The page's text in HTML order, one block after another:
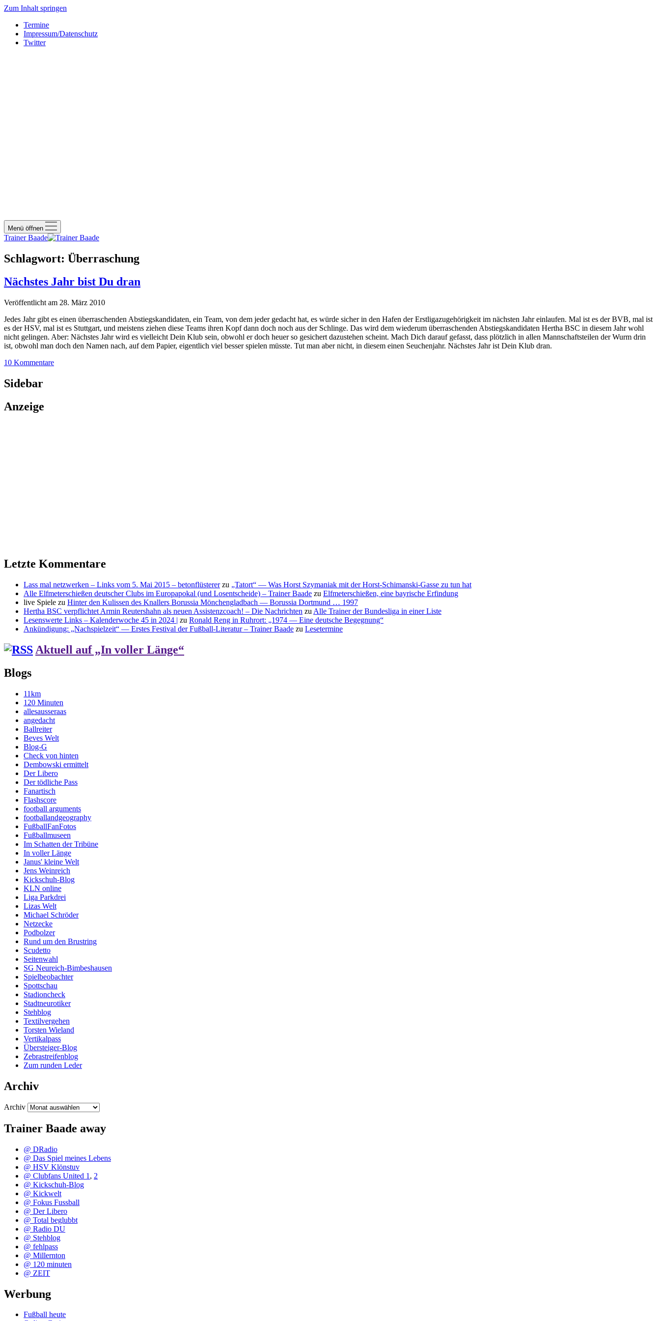
Zum Inhalt springen
Termine
Impressum/Datenschutz
Twitter
Menü öffnen
Trainer Baade
Schlagwort: Überraschung
Nächstes Jahr bist Du dran
Veröffentlicht am 28. März 2010
Jedes Jahr gibt es einen überraschenden Abstiegskandidaten, ein Team, von dem jeder gedacht hat, es würde sicher in den Hafen der Erstligazugehörigkeit im nächsten Jahr einlaufen. Mal ist es der BVB, mal ist
es der HSV, mal ist es Stuttgart, und meistens ziehen diese Teams ihren Kopf dann doch noch aus der Schlinge. Das wird dem wiederum überraschenden Abstiegskandidaten Hertha BSC in diesem Jahr wohl
nicht gelingen. Aber: Nächstes Jahr wird es vielleicht Dein Klub sein, obwohl er doch heuer so gesichert dazustehen scheint. Mach Dich darauf gefasst, dass plötzlich in allen Mannschaftsteilen der Wurm drin
ist, obwohl man doch den Namen nach, auf dem Papier, eigentlich viel besser spielen müsste. Tut man aber nicht, in diesem einen Seuchenjahr. Nächstes Jahr ist Dein Klub dran.
10 Kommentare
Sidebar
Anzeige
Letzte Kommentare
Lass mal netzwerken – Links vom 5. Mai 2015 – betonflüstererzu „Tatort“ — Was Horst Szymaniak mit der Horst-Schimanski-Gasse zu tun hat
Alle Elfmeterschießen deutscher Clubs im Europapokal (und Losentscheide) – Trainer Baade zu Elfmeterschießen, eine bayrische Erfindung
live Spiele zu Hinter den Kulissen des Knallers Borussia Mönchengladbach — Borussia Dortmund … 1997
Hertha BSC verpflichtet Armin Reutershahn als neuen Assistenzcoach! – Die Nachrichten zu Alle Trainer der Bundesliga in einer Liste
Lesenswerte Links – Kalenderwoche 45 in 2024 | zu Ronald Reng in Ruhrort: „1974 — Eine deutsche Begegnung“
Ankündigung: „Nachspielzeit“ — Erstes Festival der Fußball-Literatur – Trainer Baade zu Lesetermine
Aktuell auf „In voller Länge“
Blogs
11km
120 Minuten
allesausseraas
angedacht
Ballreiter
Beves Welt
Blog-G
Check von hinten
Dembowski ermittelt
Der Libero
Der tödliche Pass
Fanartisch
Flashscore
football arguments
footballandgeography
FußballFanFotos
Fußballmuseen
Im Schatten der Tribüne
In voller Länge
Janus' kleine Welt
Jens Weinreich
Kickschuh-Blog
KLN online
Liga Parkdrei
Lizas Welt
Michael Schröder
Netzecke
Podbolzer
Rund um den Brustring
Scudetto
Seitenwahl
SG Neureich-Bimbeshausen
Spielbeobachter
Spottschau
Stadioncheck
Stadtneurotiker
Stehblog
Textilvergehen
Torsten Wieland
Vertikalpass
Übersteiger-Blog
Zebrastreifenblog
Zum runden Leder
Archiv
Archiv
Trainer Baade away
@ DRadio
@ Das Spiel meines Lebens
@ HSV Klönstuv
@ Clubfans United 1 , 2
@ Kickschuh-Blog
@ Kickwelt
@ Fokus Fussball
@ Der Libero
@ Total beglubbt
@ Radio DU
@ Stehblog
@ fehlpass
@ Millernton
@ 120 minuten
@ ZEIT
Werbung
Fußball heute